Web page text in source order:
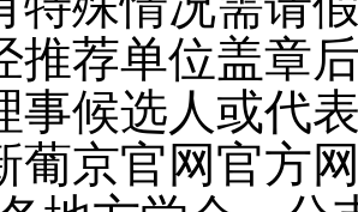
推荐单位盖章
事候选人或代
葡京官网官方